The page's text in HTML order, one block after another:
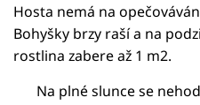
Hosta nemá na
Bohyšky brzy raší a na
rostlina zabere až 1 m2.
Na plné slunce se